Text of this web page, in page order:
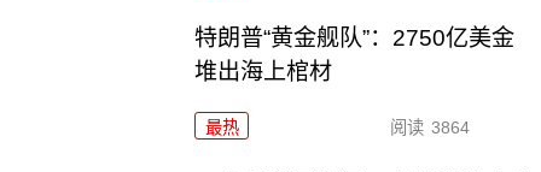
特朗普“黄金舰队”：2750亿美金
堆出海上棺材
最热 阅读 3864